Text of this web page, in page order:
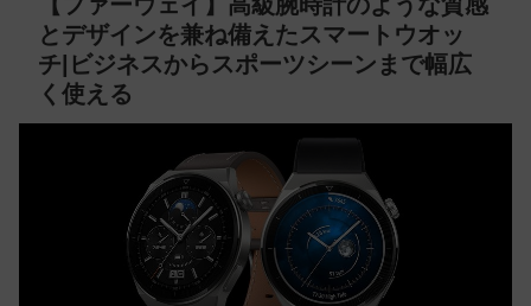
とデザインを兼ね備えたスマートウオッ
チ|ビジネスからスポーツシーンまで幅広
く使える